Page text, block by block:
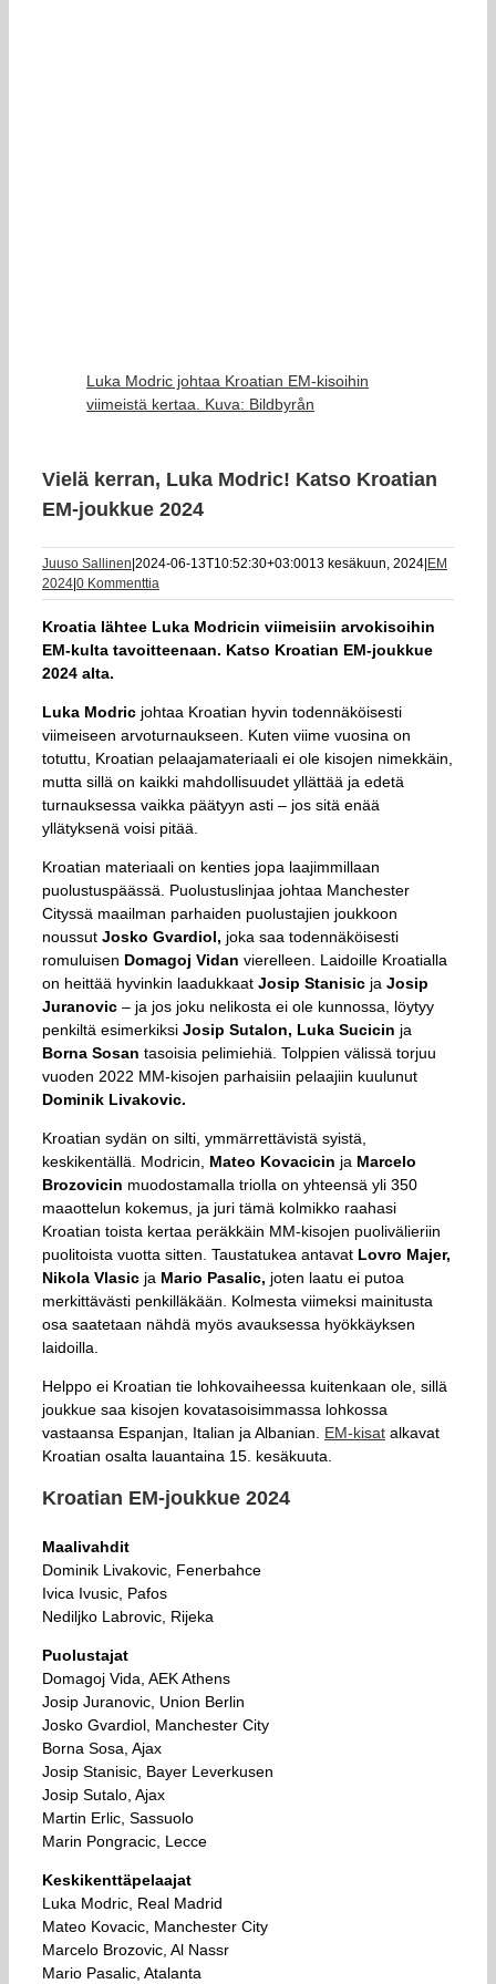
Luka Modric johtaa Kroatian EM-kisoihin
viimeistä kertaa. Kuva: Bildbyrån
Vielä kerran, Luka Modric! Katso Kroatian
EM-joukkue 2024
Juuso Sallinen 2024-06-13T10:52:30+03:0013 kesäkuun, 2024 EM
2024 0 Kommenttia
Kroatia lähtee Luka Modricin viimeisiin arvokisoihin
EM-kulta tavoitteenaan. Katso Kroatian EM-joukkue
2024 alta.
Luka Modric johtaa Kroatian hyvin todennäköisesti
viimeiseen arvoturnaukseen. Kuten viime vuosina on
totuttu, Kroatian pelaajamateriaali ei ole kisojen nimekkäin,
mutta sillä on kaikki mahdollisuudet yllättää ja edetä
turnauksessa vaikka päätyyn asti – jos sitä enää
yllätyksenä voisi pitää.
Kroatian materiaali on kenties jopa laajimmillaan
puolustuspäässä. Puolustuslinjaa johtaa Manchester
Cityssä maailman parhaiden puolustajien joukkoon
noussut Josko Gvardiol, joka saa todennäköisesti
romuluisen Domagoj Vidan vierelleen. Laidoille Kroatialla
on heittää hyvinkin laadukkaat Josip Stanisic ja Josip
Juranovic – ja jos joku nelikosta ei ole kunnossa, löytyy
penkiltä esimerkiksi Josip Sutalon, Luka Sucicin ja
Borna Sosan tasoisia pelimiehiä. Tolppien välissä torjuu
vuoden 2022 MM-kisojen parhaisiin pelaajiin kuulunut
Dominik Livakovic.
Kroatian sydän on silti, ymmärrettävistä syistä,
keskikentällä. Modricin, Mateo Kovacicin ja Marcelo
Brozovicin muodostamalla triolla on yhteensä yli 350
maaottelun kokemus, ja juri tämä kolmikko raahasi
Kroatian toista kertaa peräkkäin MM-kisojen puolivälieriin
puolitoista vuotta sitten. Taustatukea antavat Lovro Majer,
Nikola Vlasic ja Mario Pasalic, joten laatu ei putoa
merkittävästi penkilläkään. Kolmesta viimeksi mainitusta
osa saatetaan nähdä myös avauksessa hyökkäyksen
laidoilla.
Helppo ei Kroatian tie lohkovaiheessa kuitenkaan ole, sillä
joukkue saa kisojen kovatasoisimmassa lohkossa
vastaansa Espanjan, Italian ja Albanian. EM-kisat alkavat
Kroatian osalta lauantaina 15. kesäkuuta.
Kroatian EM-joukkue 2024
Maalivahdit
Dominik Livakovic, Fenerbahce
Ivica Ivusic, Pafos
Nediljko Labrovic, Rijeka
Puolustajat
Domagoj Vida, AEK Athens
Josip Juranovic, Union Berlin
Josko Gvardiol, Manchester City
Borna Sosa, Ajax
Josip Stanisic, Bayer Leverkusen
Josip Sutalo, Ajax
Martin Erlic, Sassuolo
Marin Pongracic, Lecce
Keskikenttäpelaajat
Luka Modric, Real Madrid
Mateo Kovacic, Manchester City
Marcelo Brozovic, Al Nassr
Mario Pasalic, Atalanta